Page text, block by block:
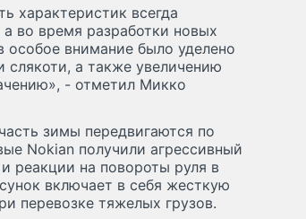
характеристик всегда
во время разработки новых
внимание было уделено
а также увеличению
- отметил Микко
зимы передвигаются по
Nokian получили агрессивный
реакции на повороты руля в
включает в себя жесткую
перевозке тяжелых грузов.